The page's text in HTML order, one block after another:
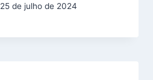
25 de julho de 2024